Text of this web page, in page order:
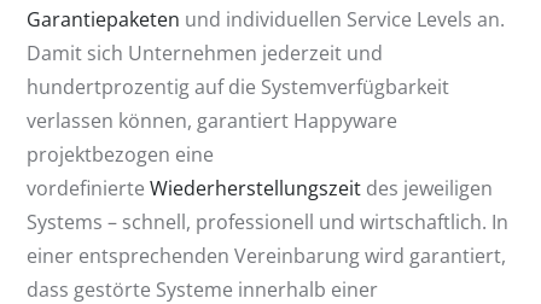
Garantiepaketen und individuellen Service Levels an.
Damit sich Unternehmen jederzeit und
hundertprozentig auf die Systemverfügbarkeit
verlassen können, garantiert Happyware
projektbezogen eine
vordefinierteWiederherstellungszeit des jeweiligen
Systems – schnell, professionell und wirtschaftlich. In
einer entsprechenden Vereinbarung wird garantiert,
dass gestörte Systeme innerhalb einer